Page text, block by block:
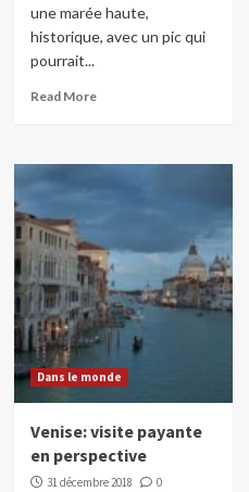
une marée haute,
historique, avec un pic qui
pourrait...
Read More
Dans le monde
Venise: visite payante
en perspective
31 décembre 2018 0